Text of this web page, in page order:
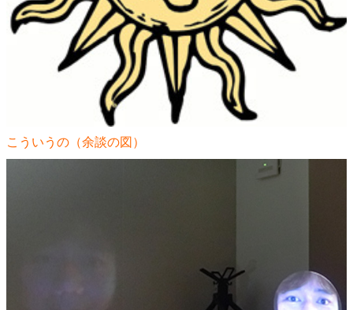
こういうの（余談の図）